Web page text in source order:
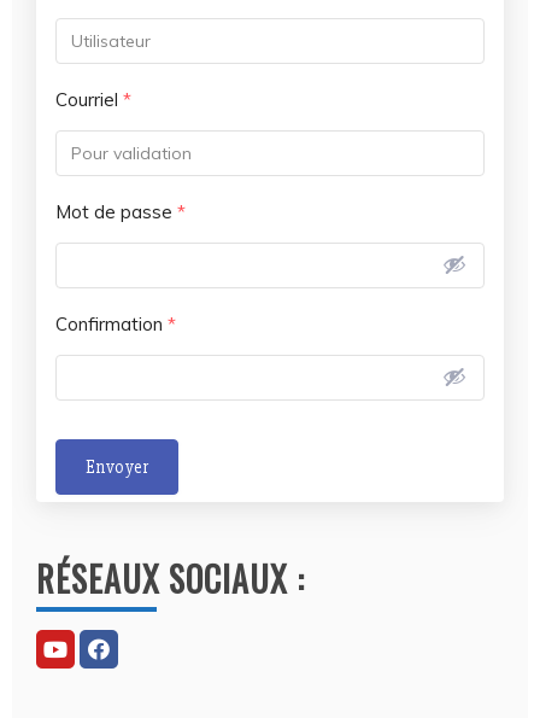
Courriel *
Mot de passe *
Confirmation *
Envoyer
t
e
r
n
RÉSEAUX SOCIAUX :